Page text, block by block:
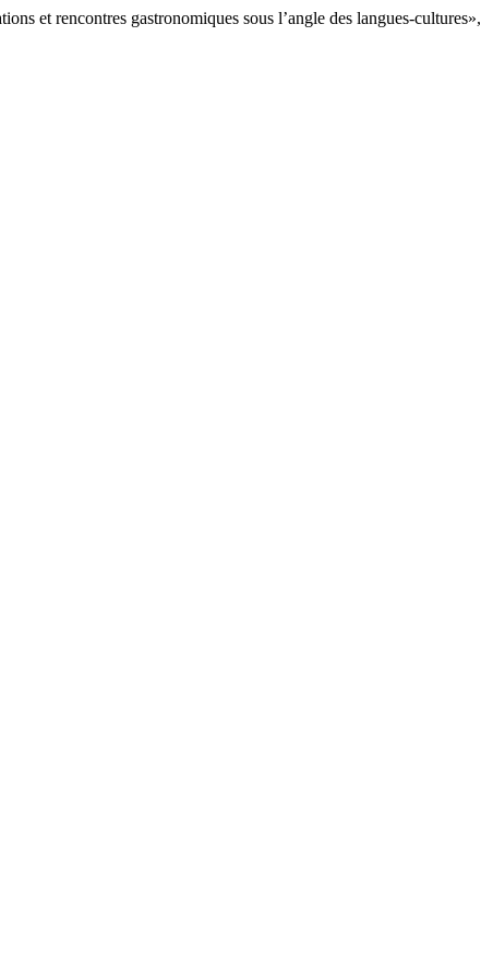
et rencontres gastronomiques sous l’angle des langues-cultures»,